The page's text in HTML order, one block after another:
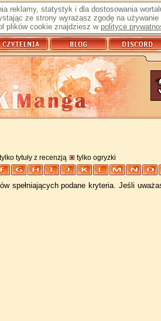
reklamy, statystyk i dla dostosowania
ze strony wyrażasz zgodę na
plików cookie znajdziesz w polityce
tylko tytuły z recenzją tylko ogryzki
spełniających podane kryteria. Jeśli